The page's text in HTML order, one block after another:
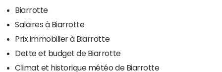
Biarrotte
Salaires à Biarrotte
Prix immobilier à Biarrotte
Dette et budget de Biarrotte
Climat et historique météo de Biarrotte